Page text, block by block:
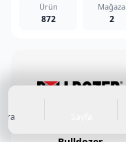
Ürün
872
Mağaza
2
Ara